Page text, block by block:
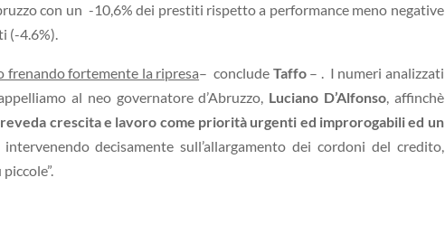
con un -10,6% dei prestiti rispetto a performance meno negative
(-4.6%).
frenando fortemente la ripresa– conclude Taffo– . I numeri analizzati
al neo governatore d’Abruzzo, Luciano D’Alfonso, affinchè
crescita e lavoro come priorità urgenti ed improrogabili ed un
intervenendo decisamente sull’allargamento dei cordoni del credito,